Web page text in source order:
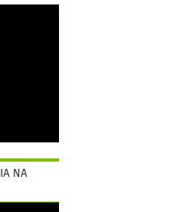
NA